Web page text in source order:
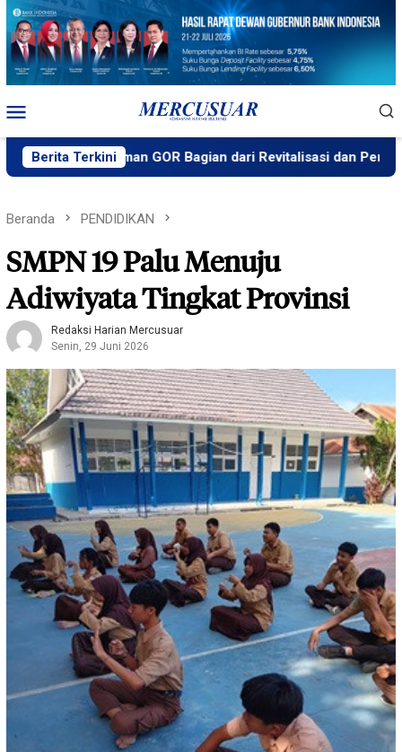
Loncat
konten
Mobile
Berita Terkini
di Taman GOR Bagian dari Revitalisasi dan Pertimbangan
Beranda PENDIDIKAN
SMPN 19 Palu Menuju
Adiwiyata Tingkat Provinsi
Redaksi Harian Mercusuar
Senin, 29 Juni 2026